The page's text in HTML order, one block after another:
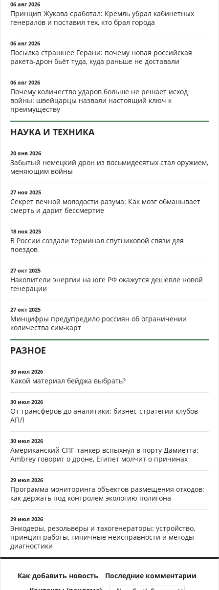
06 авг 2026
Принцип Жукова сработал: Кремль убрал кабинетных
генералов и поставил тех, кто брал города
06 авг 2026
Посылка страшнее Герани: почему новая российская
ракета-дрон бьёт туда, куда раньше не доставали
06 авг 2026
Почему количество ударов больше не решает исход
войны: швейцарцы назвали настоящий ключ к
преимуществу
НАУКА И ТЕХНИКА
20 янв 2026
Забытый немецкий дрон из восьмидесятых стал оружием,
меняющим войны
27 ноя 2025
Секрет вечной молодости разума: Как мозг обманывает
смерть и дарит бессмертие
18 ноя 2025
В России создали терминал спутниковой связи для
поездов
27 окт 2025
Накопители энергии на юге РФ окажутся дешевле новой
генерации
27 окт 2025
Минцифры предупредило россиян об ограничении
количества сим-карт
РАЗНОЕ
30 июл 2026
Какой материал бейджа выбрать?
30 июл 2026
От трансферов до аналитики: бизнес-стратегии клубов
АПЛ
30 июл 2026
Американский СПГ-танкер вспыхнул в порту Дамиетта:
Ambrey говорит о дроне, Египет молчит о причинах
29 июл 2026
Программа мониторинга объектов размещения отходов:
как держать под контролем экологию полигона
29 июл 2026
Энкодеры, резольверы и тахогенераторы: устройство,
принцип работы, типичные неисправности и методы
диагностики
Как добавить новость
Последние комментарии